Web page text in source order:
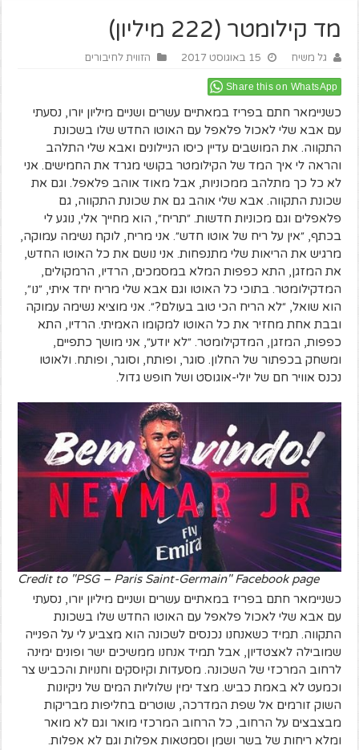
מד קילומטר (222 מיליון)
גל משיח 15 באוגוסט 2017 הזווית לחיבורים
Share this on WhatsApp
כשניימאר חתם בפריז במאתיים עשרים ושניים מיליון יורו, נסעתי
עם אבא שלי לאכול פלאפל עם האוטו החדש שלו בשכונת
התקווה. את המושבים עדיין כיסו הניילונים ואבא שלי התלהב
והראה לי איך המד של הקילומטר בקושי מגרד את החמישים. אני
לא כל כך מתלהב ממכוניות, אבל מאוד אוהב פלאפל. וגם את
שכונת התקווה. אבא שלי אוהב גם את שכונת התקווה, גם
פלאפלים וגם מכוניות חדשות. ״תריח״, הוא מחייך אלי, נוגע לי
בכתף, ״אין על ריח של אוטו חדש״. אני מריח, לוקח נשימה עמוקה,
מרגיש את הריאות שלי מתנפחות. אני נושם את כל האוטו החדש,
את המזגן, התא כפפות המלא במסמכים, הרדיו, הרמקולים,
המדקילומטר. בתוכי כל האוטו וגם אבא שלי מריח יחד איתי, ״נו״,
הוא שואל, ״לא הריח הכי טוב בעולם?״. אני מוציא נשימה עמוקה
ובבת אחת מחזיר את כל האוטו למקומו האמיתי. הרדיו, התא
כפפות, המזגן, המדקילומטר. ״לא יודע״, אני מושך כתפיים,
ומשחק בכפתור של החלון. סוגר, ופותח, וסוגר, ופותח. ולאוטו
נכנס אוויר חם של יולי-אוגוסט ושל חופש גדול.
Credit to "PSG – Paris Saint-Germain" Facebook page
כשניימאר חתם בפריז במאתיים עשרים ושניים מיליון יורו, נסעתי
עם אבא שלי לאכול פלאפל עם האוטו החדש שלו בשכונת
התקווה. תמיד כשאנחנו נכנסים לשכונה הוא מצביע לי על הפנייה
שמובילה לאצטדיון, אבל תמיד אנחנו ממשיכים ישר ופונים ימינה
לרחוב המרכזי של השכונה. מסעדות וקיוסקים וחנויות והכביש צר
וכמעט לא באמת כביש. מצד ימין שלוליות המים של ניקיונות
השוק זורמים אל שפת המדרכה, שוטרים בחליפות מבריקות
מבצבצים על הרחוב, כל הרחוב המרכזי מואר וגם לא מואר
ומלא ריחות של בשר ושמן וסמטאות אפלות וגם לא אפלות.